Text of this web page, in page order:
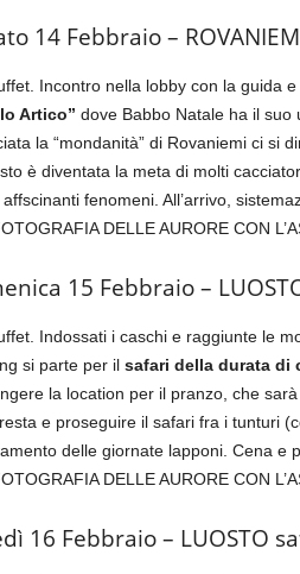
14 Febbraio –
Incontro nella lobby con la guida
Artico” dove Babbo Natale ha il suo
la “mondanità” di Rovaniemi ci si
è diventata la meta di molti
fenomeni. All’arrivo,
DELLE AURORE CON
15 Febbraio –
Indossati i caschi e raggiunte le
si parte per il safari della durata di
la location per il pranzo, che
e proseguire il safari fra i tunturi
delle giornate lapponi. Cena e
DELLE AURORE CON
16 Febbraio – LUOSTO